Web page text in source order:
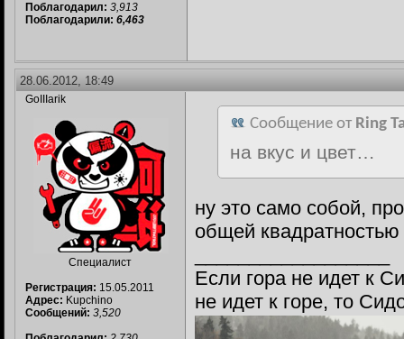
Поблагодарил: 3,913
Поблагодарили: 6,463
28.06.2012, 18:49
GoIIIarik
Специалист
Регистрация: 15.05.2011
Адрес: Kupchino
Сообщений: 3,520
Сообщение от Ring
на вкус и цвет…
ну это само собой,
общей квадратностью
Если гора не идет к
не идет к горе, то